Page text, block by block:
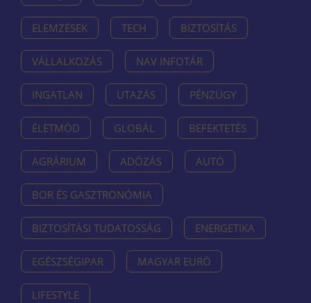
ELEMZÉSEK TECH BIZTOSÍTÁS
VÁLLALKOZÁS NAV INFOTÁR
INGATLAN UTAZÁS PÉNZÜGY
ÉLETMÓD GLOBÁL BEFEKTETÉS
AGRÁRIUM ADÓZÁS AUTÓ
BOR ÉS GASZTRONÓMIA
BIZTOSÍTÁSI TUDATOSSÁG ENERGETIKA
EGÉSZSÉGIPAR MAGYAR EURÓ
LIFESTYLE